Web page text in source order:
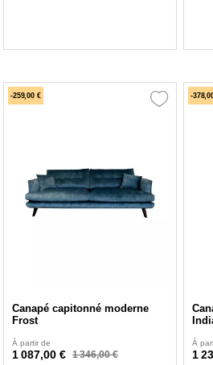
-259,00 €
Canapé capitonné moderne
Frost
À partir de
1 087,00 € 1 346,00 €
-
À
1